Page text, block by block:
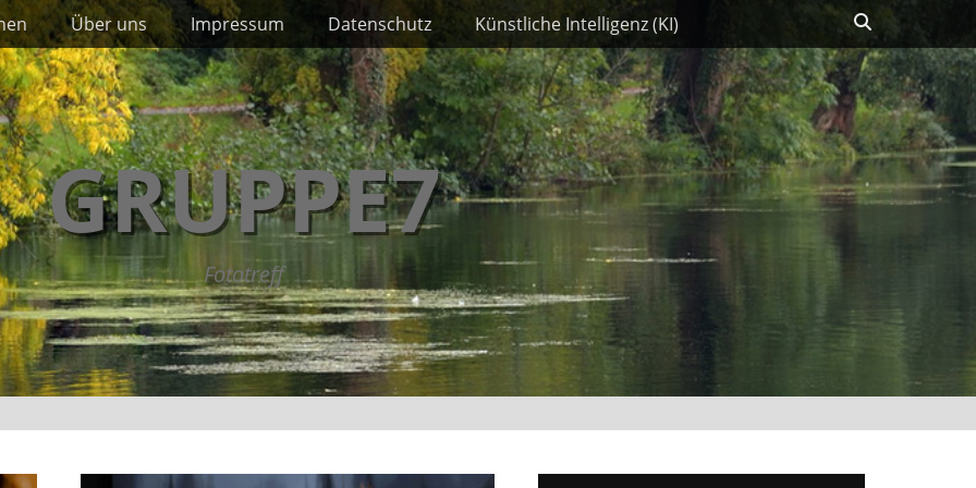
Über uns Impressum Datenschutz Künstliche Intelligenz (KI) Suchen
GRUPPE7
Fototreff